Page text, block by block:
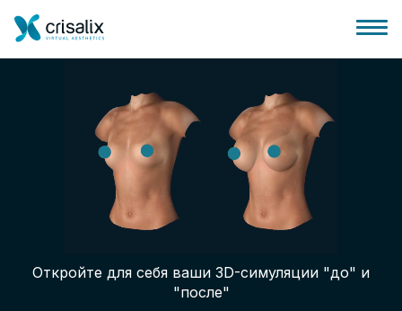
Главная хирурга
Бизнес Платформа
Планы
Откройте для себя ваши 3D-симуляции "до" и
"после"